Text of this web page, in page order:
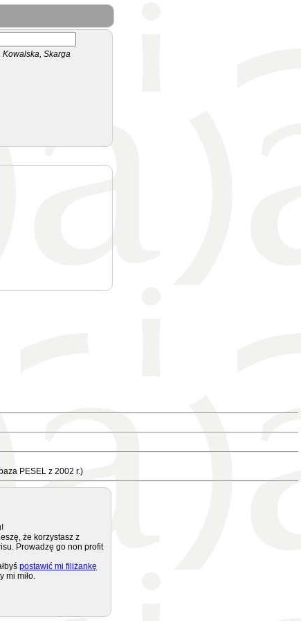
Skarga
PESEL z 2002 r.)
że korzystasz z
Prowadzę go non profit
postawić mi filiżankę
mi miło.